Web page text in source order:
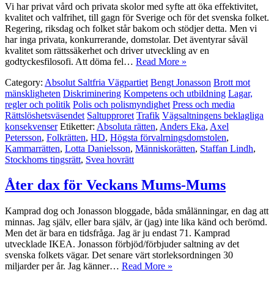
Vi har privat vård och privata skolor med syfte att öka effektivitet,
kvalitet och valfrihet, till gagn för Sverige och för det svenska folket.
Regering, riksdag och folket står bakom och stödjer detta. Men vi
har inga privata, konkurrerande, domstolar. Det äventyrar såväl
kvalitet som rättssäkerhet och driver utveckling av en
godtyckesfilosofi. Att döma fel… Read More »
Category: Absolut Saltfria Vägpartiet Bengt Jonasson Brott mot
mänskligheten Diskriminering Kompetens och utbildning Lagar,
regler och politik Polis och polismyndighet Press och media
Rättslöshetsväsendet Saltupproret Trafik Vägsaltningens beklagliga
konsekvenser Etiketter: Absoluta rätten, Anders Eka, Axel
Petersson, Folkrätten, HD, Högsta förvalrningsdomstolen,
Kammarrätten, Lotta Danielsson, Människorätten, Staffan Lindh,
Stockhoms tingsrätt, Svea hovrätt
Åter dax för Veckans Mums-Mums
Kamprad dog och Jonasson bloggade, båda smålänningar, en dag att
minnas. Jag själv, eller bara själv, är (jag) inte lika känd och berömd.
Men det är bara en tidsfråga. Jag är ju endast 71. Kamprad
utvecklade IKEA. Jonasson förbjöd/förbjuder saltning av det
svenska folkets vägar. Det senare värt storleksordningen 30
miljarder per år. Jag känner… Read More »